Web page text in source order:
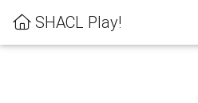
SHACL Play!